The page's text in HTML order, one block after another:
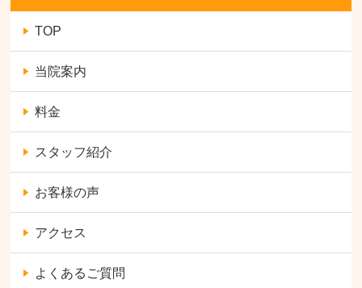
TOP
当院案内
料金
スタッフ紹介
お客様の声
アクセス
よくあるご質問